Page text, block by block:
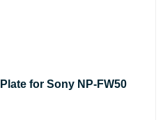
for Sony NP-FW50